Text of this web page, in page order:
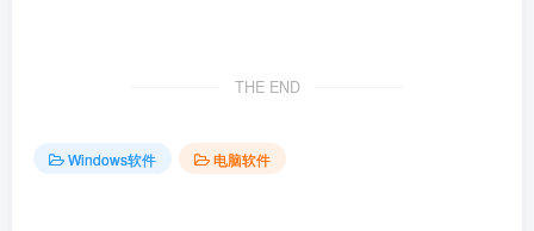
THE END
Windows软件 电脑软件